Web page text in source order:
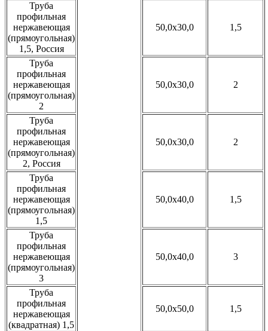
Труба
профильная
нержавеющая
(прямоугольная)
1,5, Россия
50,0x30,0 1,5
Труба
профильная
нержавеющая
(прямоугольная)
2
50,0x30,0 2
Труба
профильная
нержавеющая
(прямоугольная)
2, Россия
50,0x30,0 2
Труба
профильная
нержавеющая
(прямоугольная)
1,5
50,0x40,0 1,5
Труба
профильная
нержавеющая
(прямоугольная)
3
50,0x40,0 3
Труба
профильная
нержавеющая
(квадратная) 1,5
50,0x50,0 1,5